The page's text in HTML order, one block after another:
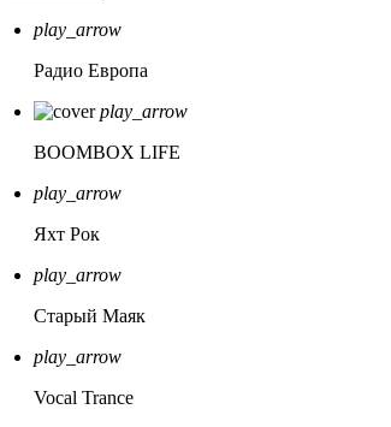
play_arrow
Радио Европа
play_arrow
BOOMBOX LIFE
play_arrow
Яхт Рок
play_arrow
Старый Маяк
play_arrow
Vocal Trance